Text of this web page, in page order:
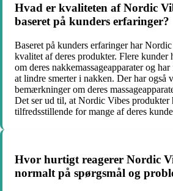
Hvad er kvaliteten af Nordic
baseret på kunders erfaringer?
Baseret på kunders erfaringer har
kvalitet af deres produkter. Flere kunder
om deres nakkemassageapparater og
at lindre smerter i nakken. Der har også
bemærkninger om deres
Det ser ud til, at Nordic Vibes produkter
tilfredsstillende for mange af deres
Hvor hurtigt reagerer Nordic
normalt på spørgsmål og